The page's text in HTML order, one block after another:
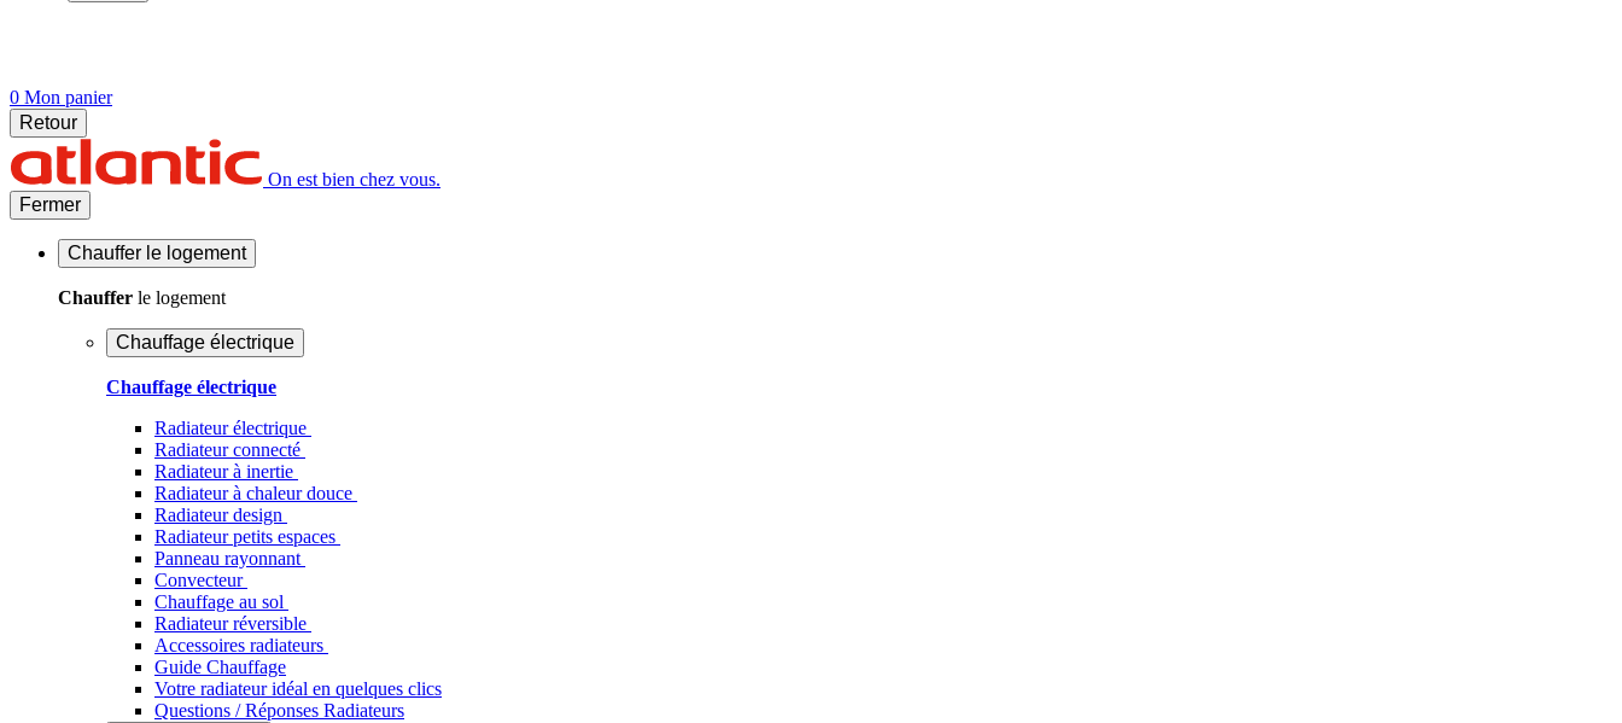
0 Mon panier
Retour
On est bien chez vous.
Fermer
Chauffer le logement
Chauffer le logement
Chauffage électrique
Chauffage électrique
Radiateur électrique
Radiateur connecté
Radiateur à inertie
Radiateur à chaleur douce
Radiateur design
Radiateur petits espaces
Panneau rayonnant
Convecteur
Chauffage au sol
Radiateur réversible
Accessoires radiateurs
Guide Chauffage
Votre radiateur idéal en quelques clics
Questions / Réponses Radiateurs